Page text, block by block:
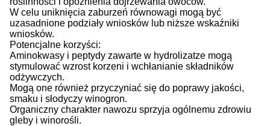
W celu uniknięcia zaburzeń równowagi mogą być
uzasadnione podziały wniosków lub niższe wskaźniki
wniosków.
Potencjalne korzyści:
Aminokwasy i peptydy zawarte w hydrolizatze mogą
stymulować wzrost korzeni i wchłanianie składników
odżywczych.
Mogą one również przyczyniać się do poprawy jakości,
smaku i słodyczy winogron.
Organiczny charakter nawozu sprzyja ogólnemu zdrowiu
gleby i winorośli.